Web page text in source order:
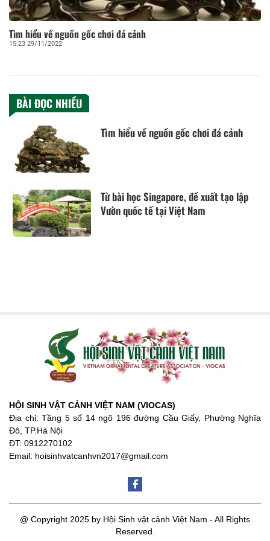
Tìm hiểu về nguồn gốc chơi đá cảnh
15:23 29/11/2022
BÀI ĐỌC NHIỀU
Tìm hiểu về nguồn gốc chơi đá cảnh
Từ bài học Singapore, đề xuất tạo lập
Vườn quốc tế tại Việt Nam
HỘI SINH VẬT CẢNH VIỆT NAM (VIOCAS)
Địa chỉ: Tầng 5 số 14 ngõ 196 đường Cầu Giấy, Phường Nghĩa
Đô, TP.Hà Nội
ĐT: 0912270102
Email: hoisinhvatcanhvn2017@gmail.com
@ Copyright 2025 by Hội Sinh vật cảnh Việt Nam - All Rights
Reserved.